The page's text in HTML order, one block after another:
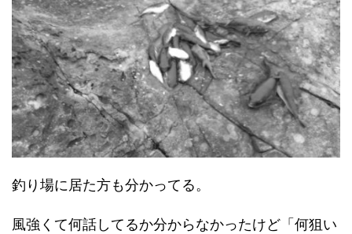
釣り場に居た方も分かってる。
風強くて何話してるか分からなかったけど「何狙い